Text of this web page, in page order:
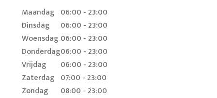
Maandag 06:00 - 23:00
Dinsdag
06:00 - 23:00
Woensdag 06:00 - 23:00
Donderdag06:00 - 23:00
Vrijdag
06:00 - 23:00
Zaterdag 07:00 - 23:00
Zondag
08:00 - 23:00